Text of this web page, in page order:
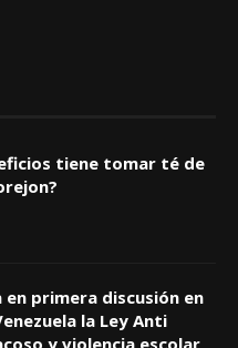
tiene tomar té de
primera discusión en
la Ley Anti